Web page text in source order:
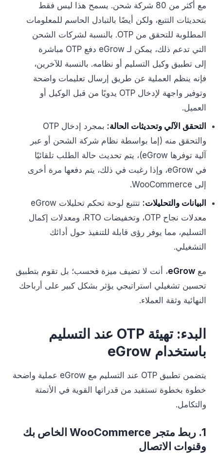
مع أكثر من 80 شركة شحن. يسمح هذا ليس فقط
بتحديثات التتبع، ولكن أيضًا بالتبادل الحاسم للمعلومات
المطلوبة للتحقق من OTP. بالنسبة لشركات الشحن
التي تدعم ذلك، يمكن لـ eGrow دفع OTP مباشرة
إلى تطبيق وكيل التسليم أو نظامه. بالنسبة للآخرين،
فإنه ينظم العملية عن طريق إرسال تعليمات واضحة
وتوفير واجهة لإدخال OTP يدويًا من قبل الوكيل أو
العميل.
التحقق الآلي وتحديثات الحالة:
بمجرد إدخال OTP
والتحقق منه (إما بواسطة نظام شركة الشحن أو عبر
آلية توفرها eGrow)، يتم تحديث حالة الطلب تلقائيًا
في eGrow، وإذا رغبت في ذلك، يتم دفعها مرة أخرى
إلى WooCommerce.
البيانات والتحليلات:
تتتبع لوحة تحكم تحليلات eGrow
معدلات نجاح OTP، وتخفيضات RTO، ومعدلات إكمال
التسليم، مما يوفر رؤى قابلة للتنفيذ حول أدائك
التشغيلي.
مع eGrow، أنت لا تضيف ميزة فحسب؛ بل تقوم بتطبيق
تحسين تشغيلي استراتيجي يؤثر بشكل كبير على أرباحك
النهائية وثقة العملاء.
البدء: تهيئة OTP عند التسليم
باستخدام eGrow
يتضمن تطبيق OTP عند التسليم مع eGrow عملية واضحة
خطوة بخطوة تستفيد من قدراتها القوية في الأتمتة
والتكامل.
1. ربط متجر WooCommerce الخاص بك
وقنوات الاتصال